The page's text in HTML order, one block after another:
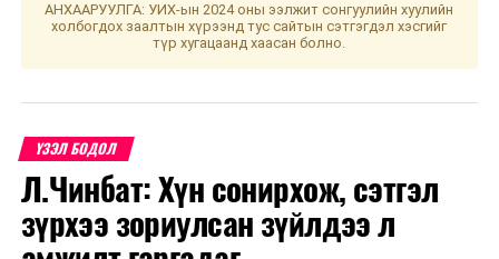
хөгжил болон агаар, орчны бохирдлын асуудал
хариуцсан орлогч А.Амартүвшин “Нийслэл 9 дүгээр
барилгыг ашиглалтад оруулсан. Ашиглалтад орсон
эрхлэгч томилогдоогүй учраас үйл ажиллагаагаа
эхлүүлж чадаагүй байгаа. Тухайлбал, ХУД-ийн 20
дугаар хорооны 100 ортой цэцэрлэгт өчигдөр дугаар
олгосон. Харин одоог хүртэл эрхлэгчийг нь салбар
АНХААРУУЛГА: УИХ-ын 2024 оны ээлжит сонгуулийн хуулийн
холбогдох заалтын хүрээнд тус сайтын сэтгэгдэл хэсгийг
түр хугацаанд хаасан болно.
ҮЗЭЛ БОДОЛ
Л.Чинбат: Хүн сонирхож, сэтгэл
зүрхээ зориулсан зүйлдээ л